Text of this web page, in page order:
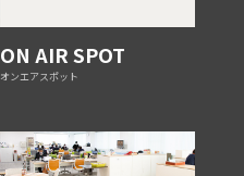
ON AIR SPOT
オンエアスポット